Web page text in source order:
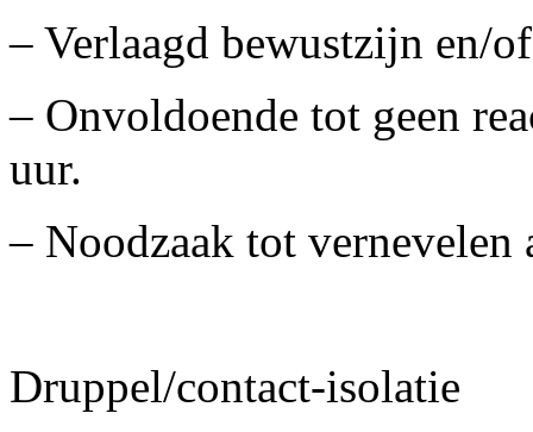
– Verlaagd bewustzijn en/
– Onvoldoende tot geen
uur.
– Noodzaak tot
Druppel/contact-isolatie